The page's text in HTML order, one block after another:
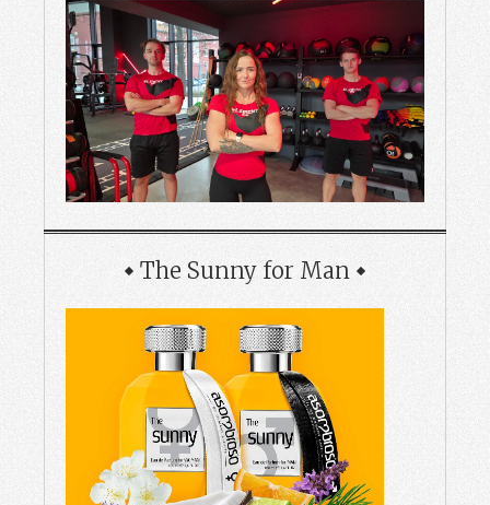
The Sunny for Man